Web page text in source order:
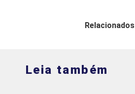
Relacionados
Leia também